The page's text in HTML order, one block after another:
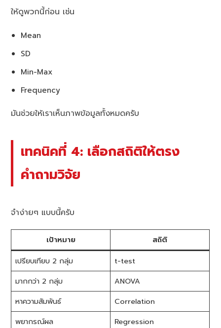
ให้ดูพวกนี้ก่อน เช่น
Mean
SD
Min-Max
Frequency
มันช่วยให้เราเห็นภาพข้อมูลทั้งหมดครับ
เทคนิคที่ 4: เลือกสถิติให้ตรง
คำถามวิจัย
จำง่ายๆ แบบนี้ครับ
เป้าหมาย
สถิติ
เปรียบเทียบ 2 กลุ่ม
t-test
มากกว่า 2 กลุ่ม
ANOVA
หาความสัมพันธ์
Correlation
พยากรณ์ผล
Regression